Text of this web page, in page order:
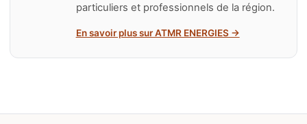
particuliers et professionnels de la région.
En savoir plus sur ATMR ENERGIES →